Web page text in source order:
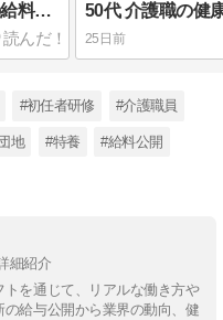
【介護福祉士のミカタ】介護職の給料公開2026年7月分 50代 介護職の健
25日前
#初任者研修 #介護職員
地 #特養 #給料公開
細紹介
を通じて、リアルな働き方や
給与公開から業界の動向、健